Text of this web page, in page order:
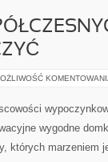
wygodne
których marzeniem